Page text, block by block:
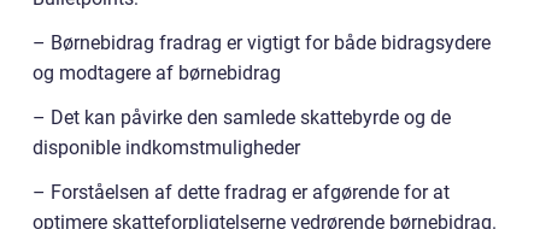
– Børnebidrag fradrag er vigtigt for både bidragsydere
og modtagere af børnebidrag
– Det kan påvirke den samlede skattebyrde og de
disponible indkomstmuligheder
– Forståelsen af dette fradrag er afgørende for at
optimere skatteforpligtelserne vedrørende børnebidrag.